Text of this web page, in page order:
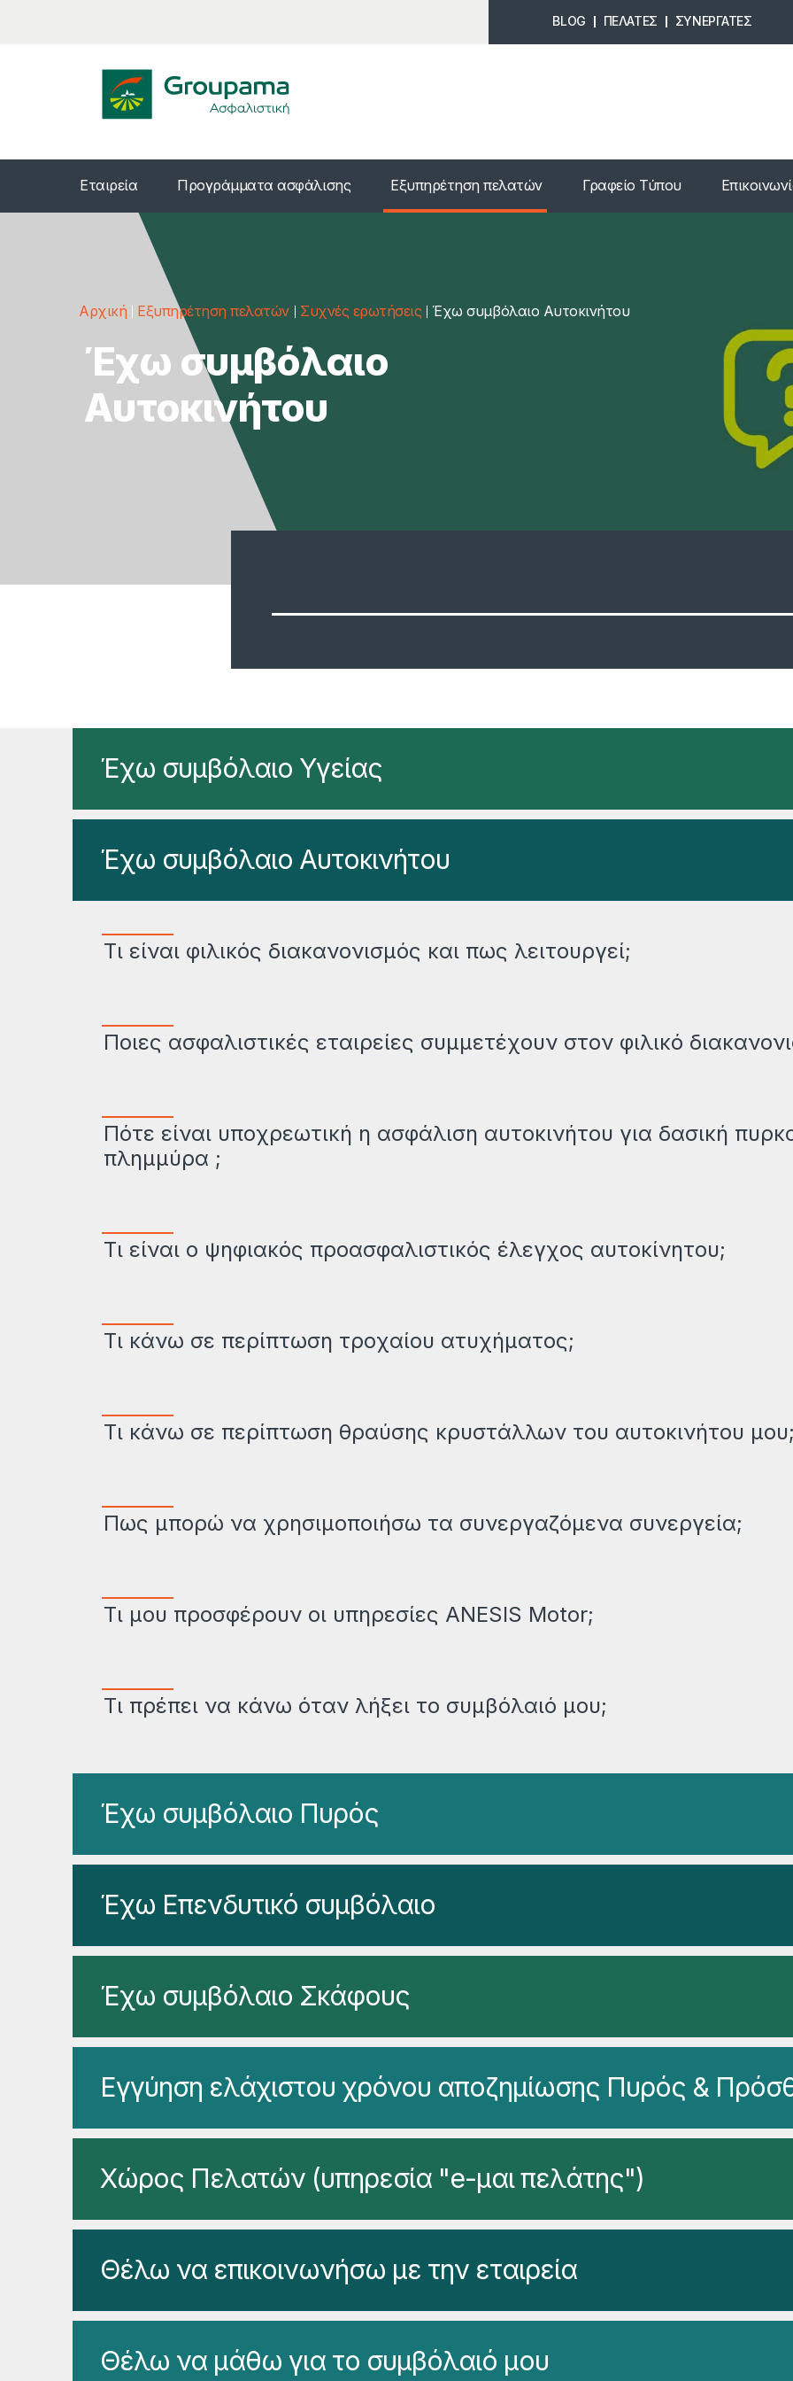
BLOG ΠΕΛΑΤΕΣ ΣΥΝΕΡΓΑΤΕΣ
Εταιρεία Προγράμματα ασφάλισης Εξυπηρέτηση πελατών Γραφείο Τύπου
Αρχική Εξυπηρέτηση πελατών Συχνές ερωτήσεις Έχω συμβόλαιο Αυτοκινήτου
Έχω συμβόλαιο
Αυτοκινήτου
Έχω συμβόλαιο Υγείας
Έχω συμβόλαιο Αυτοκινήτου
Τι είναι φιλικός διακανονισμός και πως λειτουργεί;
Ποιες ασφαλιστικές εταιρείες συμμετέχουν στον φιλικό
Πότε είναι υποχρεωτική η ασφάλιση αυτοκινήτου για δασική
πλημμύρα ;
Τι είναι ο ψηφιακός προασφαλιστικός έλεγχος αυτοκίνητου;
Τι κάνω σε περίπτωση τροχαίου ατυχήματος;
Τι κάνω σε περίπτωση θραύσης κρυστάλλων του αυτοκινήτου
Πως μπορώ να χρησιμοποιήσω τα συνεργαζόμενα συνεργεία;
Τι μου προσφέρουν οι υπηρεσίες ANESIS Motor;
Τι πρέπει να κάνω όταν λήξει το συμβόλαιό μου;
Έχω συμβόλαιο Πυρός
Έχω Επενδυτικό συμβόλαιο
Έχω συμβόλαιο Σκάφους
Εγγύηση ελάχιστου χρόνου αποζημίωσης Πυρός &
Χώρος Πελατών (υπηρεσία "e-μαι πελάτης")
Θέλω να επικοινωνήσω με την εταιρεία
Θέλω να μάθω για το συμβόλαιό μου